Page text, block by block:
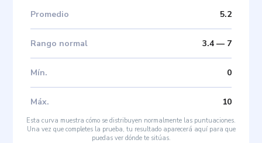
Promedio 5.2
Rango normal 3.4— 7
Mín. 0
Máx. 10
Esta curva muestra cómo se distribuyen normalmente las puntuaciones.
Una vez que completes la prueba, tu resultado aparecerá aquí para que
puedas ver dónde te sitúas.